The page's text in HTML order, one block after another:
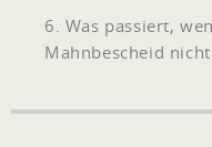
6. Was passiert,
Mahnbescheid